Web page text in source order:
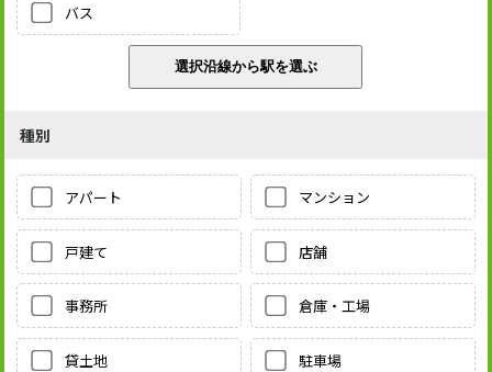
バス
種別
アパート マンション
戸建て 店舗
事務所 倉庫・工場
貸土地 駐車場